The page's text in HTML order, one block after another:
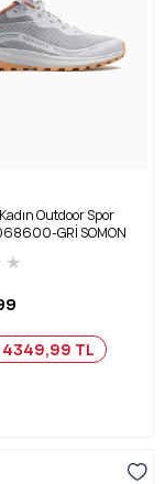
Outdoor Spor
GRİ SOMON
★
4349,99 TL